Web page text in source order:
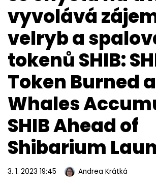
vyvolává zájem
velryb a
tokenů SHIB:
Token Burned a
Whales
SHIB Ahead of
Shibarium
3. 1. 2023 19:45 Andrea Krátká